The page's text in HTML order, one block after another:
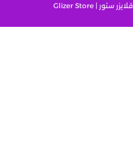
قلايزر ستور | Glizer Store